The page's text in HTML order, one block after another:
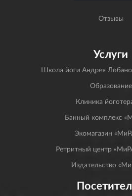
Отзывы
Услуги
Школа йоги Андрея
Образование
Клиника
Банный комплекс
Экомагазин
Ретритный центр
Издательство